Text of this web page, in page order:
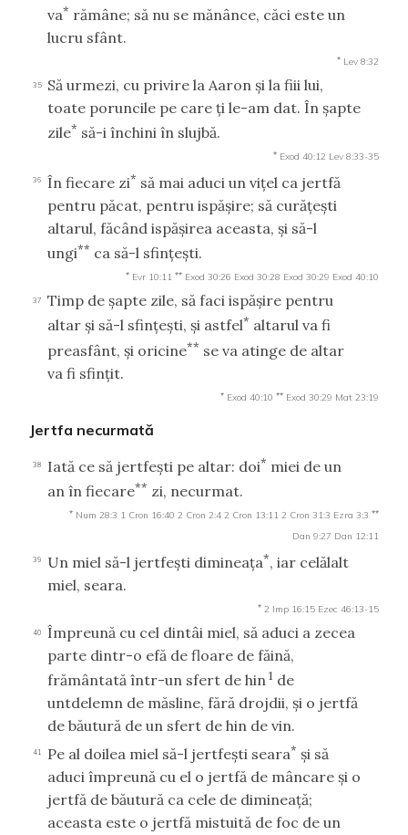
va* rămâne; să nu se mănânce, căci este un
lucru sfânt.
* Lev 8:32
35
Să urmezi, cu privire la Aaron şi la fiii lui,
toate poruncile pe care ţi le-am dat. În şapte
zile* să-i închini în slujbă.
* Exod 40:12 Lev 8:33-35
36 În fiecare zi* să mai aduci un viţel ca jertfă
pentru păcat, pentru ispăşire; să curăţeşti
altarul, făcând ispăşirea aceasta, şi să-l
ungi** ca să-l sfinţeşti.
* Evr 10:11 ** Exod 30:26 Exod 30:28 Exod 30:29 Exod 40:10
37
Timp de şapte zile, să faci ispăşire pentru
altar şi să-l sfinţeşti, şi astfel* altarul va fi
preasfânt, şi oricine** se va atinge de altar
va fi sfinţit.
* Exod 40:10 ** Exod 30:29 Mat 23:19
Jertfa necurmată
38 Iată ce să jertfeşti pe altar: doi* miei de un
an în fiecare** zi, necurmat.
* Num 28:3 1 Cron 16:40 2 Cron 2:4 2 Cron 13:11 2 Cron 31:3 Ezra 3:3 **
Dan 9:27 Dan 12:11
39 Un miel să-l jertfeşti dimineaţa*, iar celălalt
miel, seara.
* 2 Imp 16:15 Ezec 46:13-15
40
Împreună cu cel dintâi miel, să aduci a zecea
parte dintr-o efă de floare de făină,
frământată într-un sfert de hin1 de
untdelemn de măsline, fără drojdii, şi o jertfă
de băutură de un sfert de hin de vin.
41 Pe al doilea miel să-l jertfeşti seara* şi să
aduci împreună cu el o jertfă de mâncare şi o
jertfă de băutură ca cele de dimineaţă;
aceasta este o jertfă mistuită de foc de un